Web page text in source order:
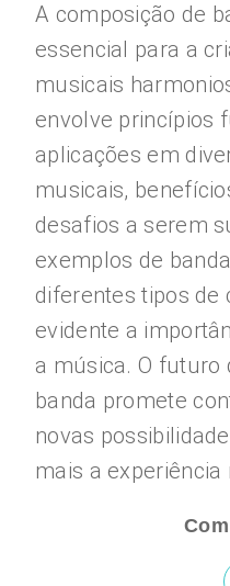
A composição de
essencial para a
musicais
envolve princípios
aplicações em
musicais,
desafios a serem
exemplos de
diferentes tipos de
evidente a
a música. O futuro
banda promete
novas
mais a experiência